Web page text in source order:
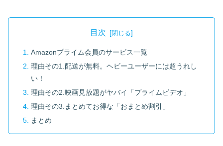
目次
Amazonプライム会員のサービス一覧
理由その1.配送が無料。ヘビーユーザーには超うれし
い！
理由その2.映画見放題がヤバイ「プライムビデオ」
理由その3.まとめてお得な「おまとめ割引」
まとめ